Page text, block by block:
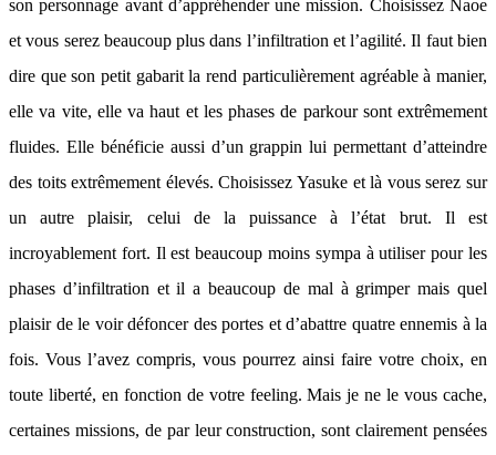
son personnage avant d’appréhender une mission. Choisissez Naoe
et vous serez beaucoup plus dans l’infiltration et l’agilité. Il faut bien
dire que son petit gabarit la rend particulièrement agréable à manier,
elle va vite, elle va haut et les phases de parkour sont extrêmement
fluides. Elle bénéficie aussi d’un grappin lui permettant d’atteindre
des toits extrêmement élevés. Choisissez Yasuke et là vous serez sur
un autre plaisir, celui de la puissance à l’état brut. Il est
incroyablement fort. Il est beaucoup moins sympa à utiliser pour les
phases d’infiltration et il a beaucoup de mal à grimper mais quel
plaisir de le voir défoncer des portes et d’abattre quatre ennemis à la
fois. Vous l’avez compris, vous pourrez ainsi faire votre choix, en
toute liberté, en fonction de votre feeling. Mais je ne le vous cache,
certaines missions, de par leur construction, sont clairement pensées